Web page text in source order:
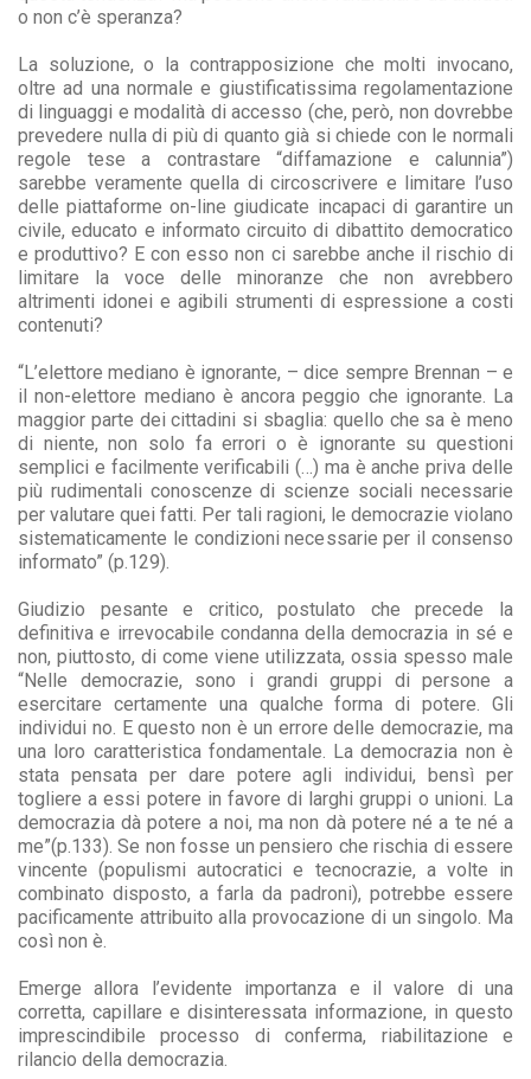
o non c’è speranza?
La soluzione, o la contrapposizione che molti invocano,
oltre ad una normale e giustificatissima regolamentazione
di linguaggi e modalità di accesso (che, però, non dovrebbe
prevedere nulla di più di quanto già si chiede con le normali
regole tese a contrastare “diffamazione e calunnia”)
sarebbe veramente quella di circoscrivere e limitare l’uso
delle piattaforme on-line giudicate incapaci di garantire un
civile, educato e informato circuito di dibattito democratico
e produttivo? E con esso non ci sarebbe anche il rischio di
limitare la voce delle minoranze che non avrebbero
altrimenti idonei e agibili strumenti di espressione a costi
contenuti?
“L’elettore mediano è ignorante, – dice sempre Brennan – e
il non-elettore mediano è ancora peggio che ignorante. La
maggior parte dei cittadini si sbaglia: quello che sa è meno
di niente, non solo fa errori o è ignorante su questioni
semplici e facilmente verificabili (…) ma è anche priva delle
più rudimentali conoscenze di scienze sociali necessarie
per valutare quei fatti. Per tali ragioni, le democrazie violano
sistematicamente le condizioni necessarie per il consenso
informato” (p.129).
Giudizio pesante e critico, postulato che precede la
definitiva e irrevocabile condanna della democrazia in sé e
non, piuttosto, di come viene utilizzata, ossia spesso male
“Nelle democrazie, sono i grandi gruppi di persone a
esercitare certamente una qualche forma di potere. Gli
individui no. E questo non è un errore delle democrazie, ma
una loro caratteristica fondamentale. La democrazia non è
stata pensata per dare potere agli individui, bensì per
togliere a essi potere in favore di larghi gruppi o unioni. La
democrazia dà potere a noi, ma non dà potere né a te né a
me”(p.133). Se non fosse un pensiero che rischia di essere
vincente (populismi autocratici e tecnocrazie, a volte in
combinato disposto, a farla da padroni), potrebbe essere
pacificamente attribuito alla provocazione di un singolo. Ma
così non è.
Emerge allora l’evidente importanza e il valore di una
corretta, capillare e disinteressata informazione, in questo
imprescindibile processo di conferma, riabilitazione e
rilancio della democrazia.